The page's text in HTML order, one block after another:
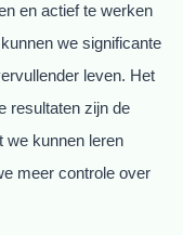
en actief te werken
we significante
leven. Het
resultaten zijn de
we kunnen leren
meer controle over